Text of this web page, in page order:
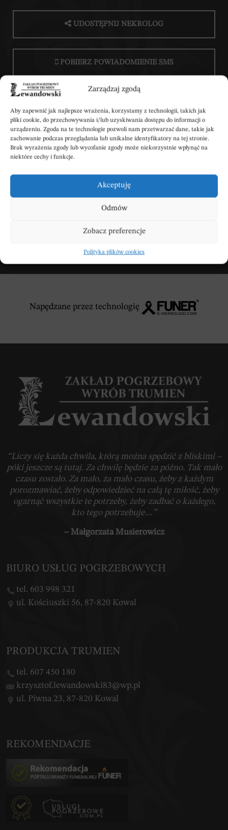
Zarządzaj zgodą
Aby zapewnić jak najlepsze wrażenia, korzystamy z technologii, takich jak
pliki cookie, do przechowywania i/lub uzyskiwania dostępu do informacji o
urządzeniu. Zgoda na te technologie pozwoli nam przetwarzać dane, takie jak
zachowanie podczas przeglądania lub unikalne identyfikatory na tej stronie.
Brak wyrażenia zgody lub wycofanie zgody może niekorzystnie wpłynąć na
niektóre cechy i funkcje.
Akceptuję
Odmów
Zobacz preferencje
Polityka plików cookies
UDOSTĘPNIJ NEKROLOG
POBIERZ POWIADOMIENIE SMS
Wpisz swoje kondolencje
DODAJ KONDOLENCJE
Napędzane przez technologię
“Liczy się każda chwila, którą można spędzić z bliskimi –
póki jeszcze są tutaj. Za chwilę będzie za późno. Tak mało
czasu zostało. Za mało, za mało czasu, żeby z każdym
porozmawiać, żeby odpowiedzieć na całą tę miłość, żeby
ogarnąć wszystkie te potrzeby, żeby zadbać o każdego,
kto tego potrzebuje…”
– Małgorzata Musierowicz
BIURO USŁUG POGRZEBOWYCH
tel. 603 998 321
ul. Kościuszki 56, 87-820 Kowal
PRODUKCJA TRUMIEN
tel. 607 450 180
krzysztof.lewandowski83@wp.pl
ul. Piwna 23, 87-820 Kowal
REKOMENDACJE